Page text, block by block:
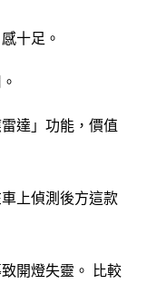
十足。
達」功能，價值
上偵測後方這款
開燈失靈。 比較